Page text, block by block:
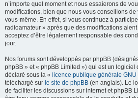
n’importe quel moment et nous essaierons de
modifications, bien que nous vous conseillons
vous-même. En effet, si vous continuez à
radioamateur » après que des modifications
acceptez d’être légalement responsable des
jour.
Nos forums sont développés par phpBB
phpBB » et « phpBB Limited ») qui est un logiciel
déclaré sous la « licence publique générale GNU
téléchargé sur le site de phpBB (en anglais). Le
de faciliter les discussions sur internet et phpBB